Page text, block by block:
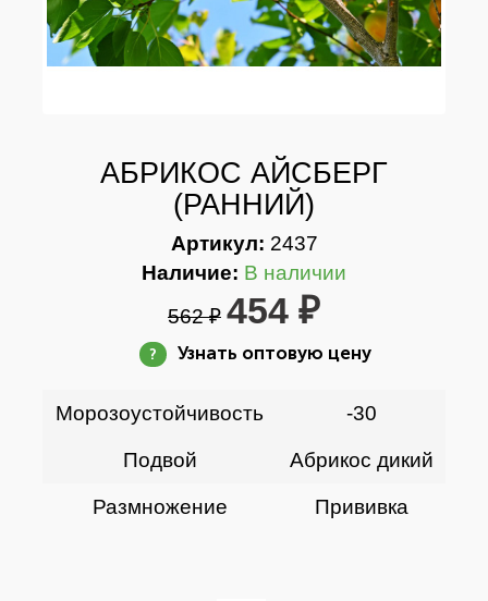
АБРИКОС АЙСБЕРГ
(РАННИЙ)
Артикул: 2437
Наличие: В наличии
562 ₽ 454 ₽
? Узнать оптовую цену
Морозоустойчивость -30
Подвой Абрикос дикий
Размножение Прививка